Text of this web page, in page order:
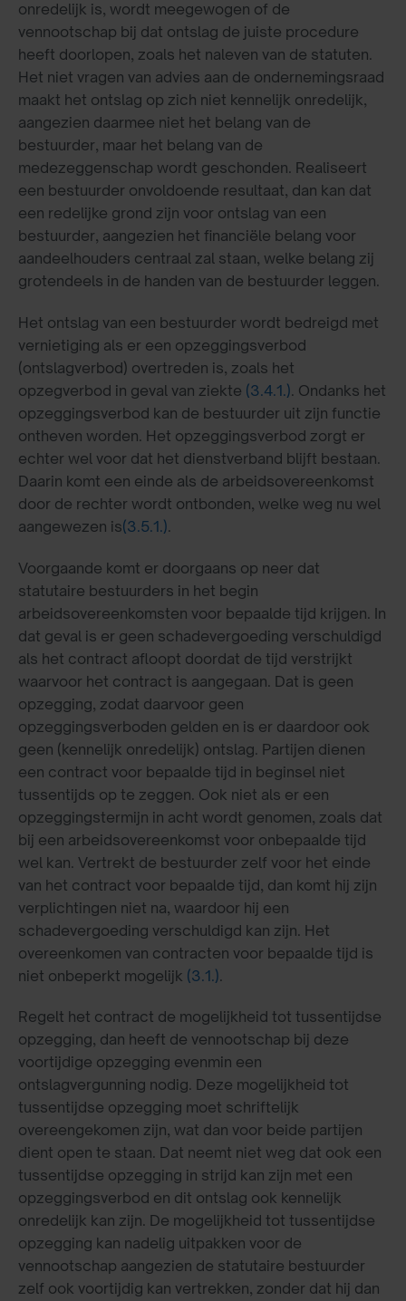
onredelijk is, wordt meegewogen of de
vennootschap bij dat ontslag de juiste procedure
heeft doorlopen, zoals het naleven van de statuten.
Het niet vragen van advies aan de ondernemingsraad
maakt het ontslag op zich niet kennelijk onredelijk,
aangezien daarmee niet het belang van de
bestuurder, maar het belang van de
medezeggenschap wordt geschonden. Realiseert
een bestuurder onvoldoende resultaat, dan kan dat
een redelijke grond zijn voor ontslag van een
bestuurder, aangezien het financiële belang voor
aandeelhouders centraal zal staan, welke belang zij
grotendeels in de handen van de bestuurder leggen.
Het ontslag van een bestuurder wordt bedreigd met
vernietiging als er een opzeggingsverbod
(ontslagverbod) overtreden is, zoals het
opzegverbod in geval van ziekte (3.4.1.). Ondanks het
opzeggingsverbod kan de bestuurder uit zijn functie
ontheven worden. Het opzeggingsverbod zorgt er
echter wel voor dat het dienstverband blijft bestaan.
Daarin komt een einde als de arbeidsovereenkomst
door de rechter wordt ontbonden, welke weg nu wel
aangewezen is(3.5.1.).
Voorgaande komt er doorgaans op neer dat
statutaire bestuurders in het begin
arbeidsovereenkomsten voor bepaalde tijd krijgen. In
dat geval is er geen schadevergoeding verschuldigd
als het contract afloopt doordat de tijd verstrijkt
waarvoor het contract is aangegaan. Dat is geen
opzegging, zodat daarvoor geen
opzeggingsverboden gelden en is er daardoor ook
geen (kennelijk onredelijk) ontslag. Partijen dienen
een contract voor bepaalde tijd in beginsel niet
tussentijds op te zeggen. Ook niet als er een
opzeggingstermijn in acht wordt genomen, zoals dat
bij een arbeidsovereenkomst voor onbepaalde tijd
wel kan. Vertrekt de bestuurder zelf voor het einde
van het contract voor bepaalde tijd, dan komt hij zijn
verplichtingen niet na, waardoor hij een
schadevergoeding verschuldigd kan zijn. Het
overeenkomen van contracten voor bepaalde tijd is
niet onbeperkt mogelijk (3.1.).
Regelt het contract de mogelijkheid tot tussentijdse
opzegging, dan heeft de vennootschap bij deze
voortijdige opzegging evenmin een
ontslagvergunning nodig. Deze mogelijkheid tot
tussentijdse opzegging moet schriftelijk
overeengekomen zijn, wat dan voor beide partijen
dient open te staan. Dat neemt niet weg dat ook een
tussentijdse opzegging in strijd kan zijn met een
opzeggingsverbod en dit ontslag ook kennelijk
onredelijk kan zijn. De mogelijkheid tot tussentijdse
opzegging kan nadelig uitpakken voor de
vennootschap aangezien de statutaire bestuurder
zelf ook voortijdig kan vertrekken, zonder dat hij dan